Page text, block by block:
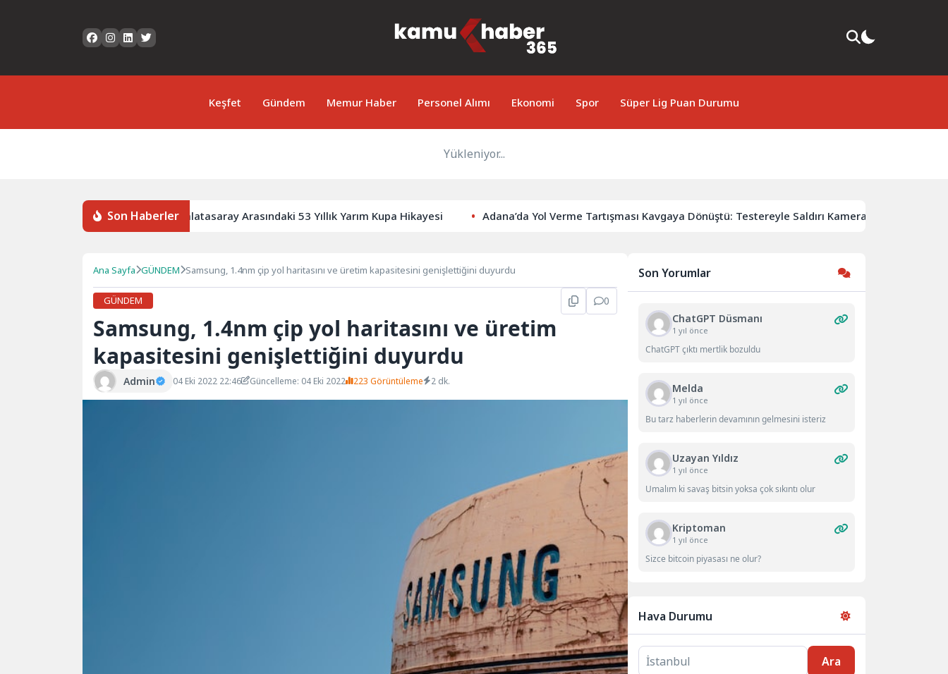
Keşfet Gündem Memur Haber Personel Alımı Ekonomi Spor Süper Lig Puan Durumu
Yükleniyor...
Son Haberler
Göztepe ile Galatasaray Arasındaki 53 Yıllık Yarım Kupa Hikayesi Adana’da Yol Verme Tartışması Kavgaya Dönüştü: Testereyle Saldırı Kamerada
Ana Sayfa GÜNDEM Samsung, 1.4nm çip yol haritasını ve üretim kapasitesini genişlettiğini duyurdu
GÜNDEM 0
Samsung, 1.4nm çip yol haritasını ve üretim
kapasitesini genişlettiğini duyurdu
Admin 04 Eki 2022 22:46 Güncelleme: 04 Eki 2022 223 Görüntüleme 2 dk.
Son Yorumlar
ChatGPT Düsmanı
1 yıl önce
ChatGPT çıktı mertlik bozuldu
Melda
1 yıl önce
Bu tarz haberlerin devamının gelmesini isteriz
Uzayan Yıldız
1 yıl önce
Umalım ki savaş bitsin yoksa çok sıkıntı olur
Kriptoman
1 yıl önce
Sizce bitcoin piyasası ne olur?
Hava Durumu
Ara